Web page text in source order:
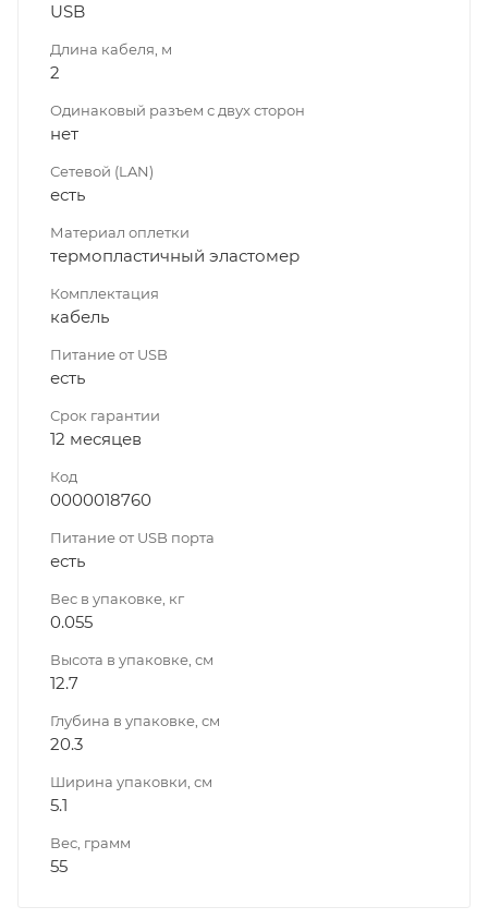
USB
Длина кабеля, м
2
Одинаковый разъем с двух сторон
нет
Сетевой (LAN)
есть
Материал оплетки
термопластичный эластомер
Комплектация
кабель
Питание от USB
есть
Срок гарантии
12 месяцев
Код
0000018760
Питание от USB порта
есть
Вес в упаковке, кг
0.055
Высота в упаковке, см
12.7
Глубина в упаковке, см
20.3
Ширина упаковки, см
5.1
Вес, грамм
55